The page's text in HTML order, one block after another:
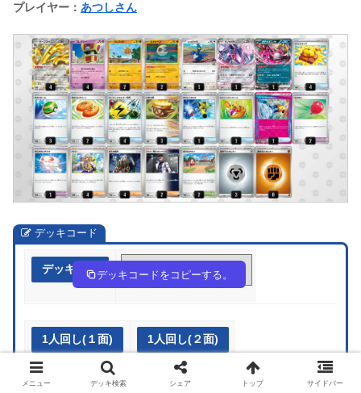
プレイヤー： あつしさん
デッキコード
デッキ作成 xYcc4Y-uyLv7V-888cY8
デッキコードをコピーする。
1人回し(１面) 1人回し(２面)
メニュー デッキ検索 シェア トップ サイドバー